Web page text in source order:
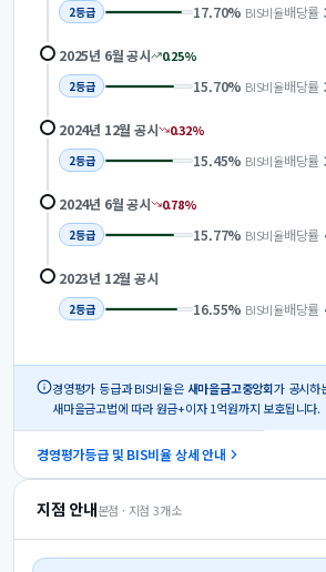
2등급 17.70% BIS비율배당률
2025년 6월공시 0.25%
2등급 15.70% BIS비율배당률
2024년 12월 공시 0.32%
2등급 15.45% BIS비율배당률
2024년 6월공시 0.78%
2등급 15.77% BIS비율배당률
2023년 12월 공시
2등급 16.55% BIS비율배당률
경영평가 등급과 BIS비율은 새마을금고중앙회가 공시하
새마을금고법에 따라 원금+이자 1억원까지 보호됩니다.
경영평가등급 및 BIS비율 상세 안내
지점 안내본점 · 지점 3개소